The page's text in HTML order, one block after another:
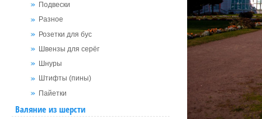
Подвески
Разное
Розетки для бус
Швензы для серёг
Шнуры
Штифты (пины)
Пайетки
Валяние из шерсти